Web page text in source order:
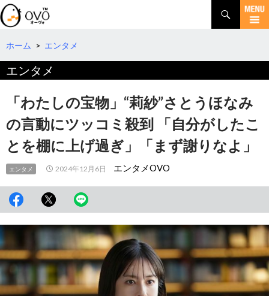
検
索
コ
テ
へ
ホーム > エンタメ
エンタメ
「わたしの宝物」“莉紗”さとうほなみ
の言動にツッコミ殺到 「自分がしたこ
とを棚に上げ過ぎ」「まず謝りなよ」
エンタメ 2024年12月6日 エンタメOVO